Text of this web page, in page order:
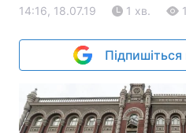
14:16, 18.07.19 1 хв.